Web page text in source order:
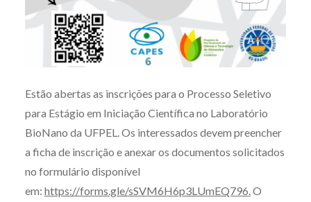
Estão abertas as inscrições para o Processo Seletivo
para Estágio em Iniciação Científica no Laboratório
BioNano da UFPEL. Os interessados devem preencher
a ficha de inscrição e anexar os documentos solicitados
no formulário disponível
em: https://forms.gle/sSVM6H6p3LUmEQ796.O